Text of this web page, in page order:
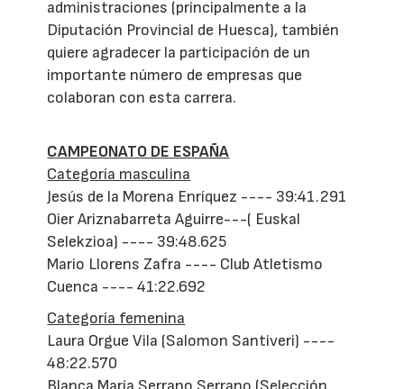
administraciones (principalmente a la
Diputación Provincial de Huesca), también
quiere agradecer la participación de un
importante número de empresas que
colaboran con esta carrera.
CAMPEONATO DE ESPAÑA
Categoría masculina
Jesús de la Morena Enríquez ---- 39:41.291
Oier Ariznabarreta Aguirre---( Euskal
Selekzioa) ---- 39:48.625
Mario Llorens Zafra ---- Club Atletismo
Cuenca ---- 41:22.692
Categoría femenina
Laura Orgue Vila (Salomon Santiveri) ----
48:22.570